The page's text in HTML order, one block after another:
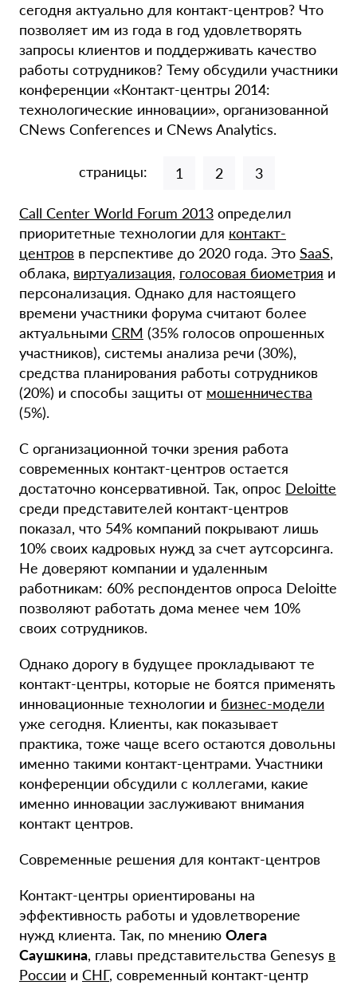
сегодня актуально для контакт-центров? Что
позволяет им из года в год удовлетворять
запросы клиентов и поддерживать качество
работы сотрудников? Тему обсудили участники
конференции «Контакт-центры 2014:
технологические инновации», организованной
CNews Conferences и CNews Analytics.
страницы: 1 2 3
Call Center World Forum 2013 определил
приоритетные технологии для контакт-
центров в перспективе до 2020 года. Это SaaS,
облака, виртуализация, голосовая биометрия и
персонализация. Однако для настоящего
времени участники форума считают более
актуальными CRM (35% голосов опрошенных
участников), системы анализа речи (30%),
средства планирования работы сотрудников
(20%) и способы защиты от мошенничества
(5%).
С организационной точки зрения работа
современных контакт-центров остается
достаточно консервативной. Так, опрос Deloitte
среди представителей контакт-центров
показал, что 54% компаний покрывают лишь
10% своих кадровых нужд за счет аутсорсинга.
Не доверяют компании и удаленным
работникам: 60% респондентов опроса Deloitte
позволяют работать дома менее чем 10%
своих сотрудников.
Однако дорогу в будущее прокладывают те
контакт-центры, которые не боятся применять
инновационные технологии и бизнес-модели
уже сегодня. Клиенты, как показывает
практика, тоже чаще всего остаются довольны
именно такими контакт-центрами. Участники
конференции обсудили с коллегами, какие
именно инновации заслуживают внимания
контакт центров.
Современные решения для контакт-центров
Контакт-центры ориентированы на
эффективность работы и удовлетворение
нужд клиента. Так, по мнению Олега
Саушкина, главы представительства Genesys в
России и СНГ, современный контакт-центр